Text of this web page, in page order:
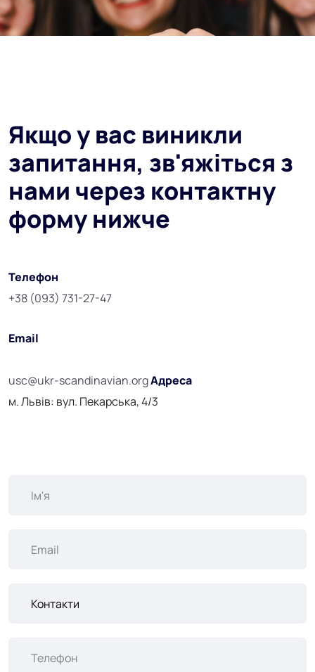
Якщо у вас виникли
запитання, зв'яжіться з
нами через контактну
форму нижче
Телефон
+38 (093) 731-27-47
Email
usc@ukr-scandinavian.orgАдреса
м. Львів: вул. Пекарська, 4/3